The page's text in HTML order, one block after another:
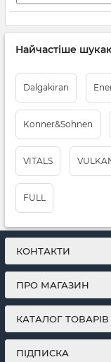
Найчастіше
Dalgakiran
Konner&Sohnen
VITALS
FULL
КОНТАКТИ
ПРО МАГАЗИН
КАТАЛОГ ТОВАРІВ
ПІДПИСКА